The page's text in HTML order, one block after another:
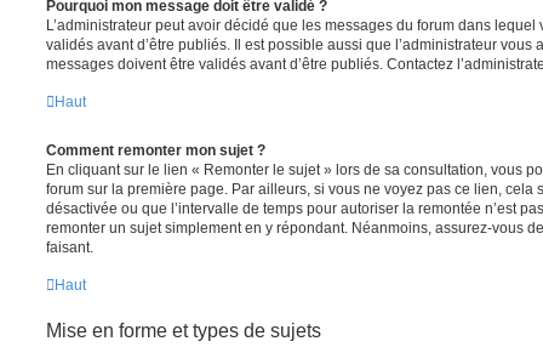
Pourquoi mon message doit être validé ?
L’administrateur peut avoir décidé que les messages du forum dans lequel
validés avant d’être publiés. Il est possible aussi que l’administrateur vous
messages doivent être validés avant d’être publiés. Contactez
Haut
Comment remonter mon sujet ?
En cliquant sur le lien « Remonter le sujet » lors de sa consultation, vous
forum sur la première page. Par ailleurs, si vous ne voyez pas ce lien, cela
désactivée ou que l’intervalle de temps pour autoriser la remontée n’est
remonter un sujet simplement en y répondant. Néanmoins, assurez-vous
faisant.
Haut
Mise en forme et types de sujets